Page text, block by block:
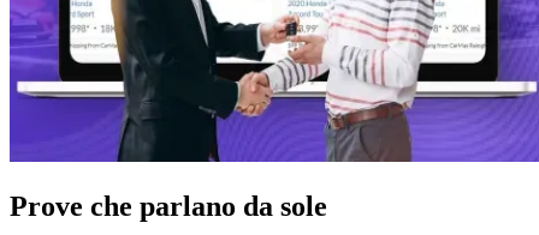
Prove che parlano da sole